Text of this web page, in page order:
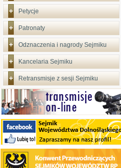
Petycje
Patronaty
Odznaczenia i nagrody Sejmiku
Kancelaria Sejmiku
Retransmisje z sesji Sejmiku